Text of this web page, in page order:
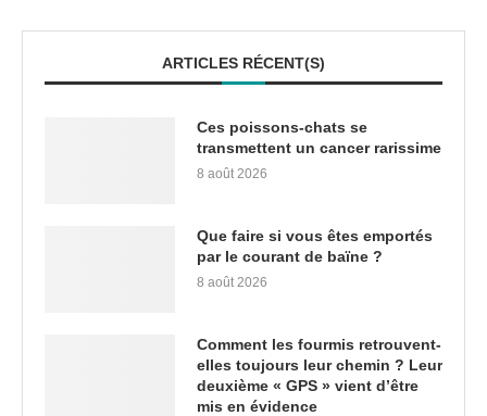
ARTICLES RÉCENT(S)
Ces poissons-chats se
transmettent un cancer rarissime
8 août 2026
Que faire si vous êtes emportés
par le courant de baïne ?
8 août 2026
Comment les fourmis retrouvent-
elles toujours leur chemin ? Leur
deuxième « GPS » vient d’être
mis en évidence